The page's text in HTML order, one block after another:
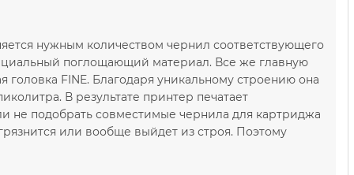
нужным количеством чернил соответствующего
поглощающий материал. Все же главную
FINE. Благодаря уникальному строению она
В результате принтер печатает
не подобрать совместимые чернила для картриджа
или вообще выйдет из строя. Поэтому